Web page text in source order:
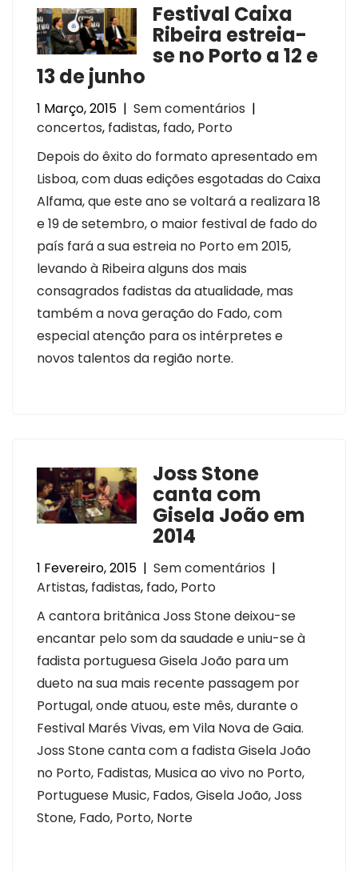
Festival Caixa
Ribeira estreia-
se no Porto a 12 e
13 de junho
1 Março, 2015 | Sem comentários |
concertos, fadistas, fado, Porto
Depois do êxito do formato apresentado em
Lisboa, com duas edições esgotadas do Caixa
Alfama, que este ano se voltará a realizara 18
e 19 de setembro, o maior festival de fado do
país fará a sua estreia no Porto em 2015,
levando à Ribeira alguns dos mais
consagrados fadistas da atualidade, mas
também a nova geração do Fado, com
especial atenção para os intérpretes e
novos talentos da região norte.
Joss Stone
canta com
Gisela João em
2014
1 Fevereiro, 2015 | Sem comentários |
Artistas, fadistas, fado, Porto
A cantora britânica Joss Stone deixou-se
encantar pelo som da saudade e uniu-se à
fadista portuguesa Gisela João para um
dueto na sua mais recente passagem por
Portugal, onde atuou, este mês, durante o
Festival Marés Vivas, em Vila Nova de Gaia.
Joss Stone canta com a fadista Gisela João
no Porto, Fadistas, Musica ao vivo no Porto,
Portuguese Music, Fados, Gisela João, Joss
Stone, Fado, Porto, Norte